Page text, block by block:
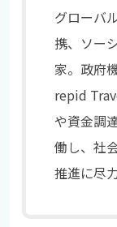
グローバ
携、ソー
家。政府
repid
や資金調
働し、社
推進に尽